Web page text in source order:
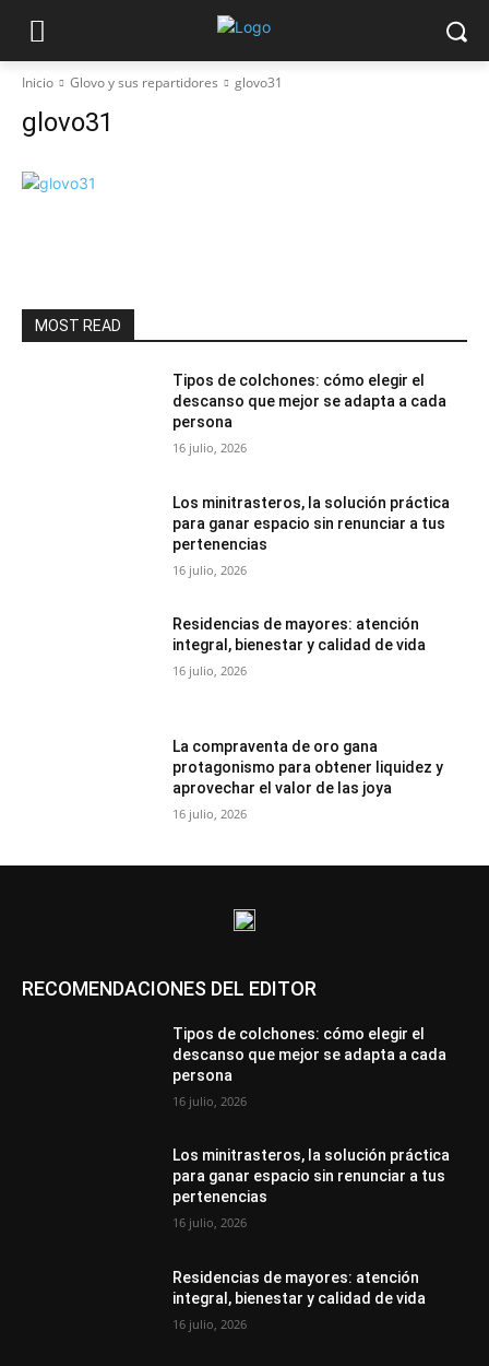
Inicio Glovo y sus repartidores glovo31
glovo31
MOST READ
Tipos de colchones: cómo elegir el
descanso que mejor se adapta a cada
persona
16 julio, 2026
Los minitrasteros, la solución práctica
para ganar espacio sin renunciar a tus
pertenencias
16 julio, 2026
Residencias de mayores: atención
integral, bienestar y calidad de vida
16 julio, 2026
La compraventa de oro gana
protagonismo para obtener liquidez y
aprovechar el valor de las joya
16 julio, 2026
RECOMENDACIONES DEL EDITOR
Tipos de colchones: cómo elegir el
descanso que mejor se adapta a cada
persona
16 julio, 2026
Los minitrasteros, la solución práctica
para ganar espacio sin renunciar a tus
pertenencias
16 julio, 2026
Residencias de mayores: atención
integral, bienestar y calidad de vida
16 julio, 2026